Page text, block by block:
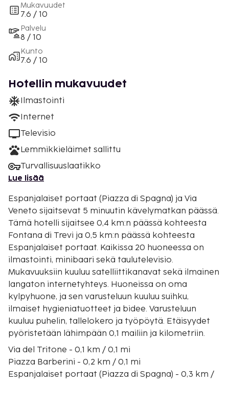
Mukavuudet
7.6 / 10
Palvelu
8 / 10
Kunto
7.6 / 10
Hotellin mukavuudet
Ilmastointi
Internet
Televisio
Lemmikkieläimet sallittu
Turvallisuuslaatikko
Lue lisää
Espanjalaiset portaat (Piazza di Spagna) ja Via
Veneto sijaitsevat 5 minuutin kävelymatkan päässä.
Tämä hotelli sijaitsee 0,4 km:n päässä kohteesta
Fontana di Trevi ja 0,5 km:n päässä kohteesta
Espanjalaiset portaat. Kaikissa 20 huoneessa on
ilmastointi, minibaari sekä taulutelevisio.
Mukavuuksiin kuuluu satelliittikanavat sekä ilmainen
langaton internetyhteys. Huoneissa on oma
kylpyhuone, ja sen varusteluun kuuluu suihku,
ilmaiset hygieniatuotteet ja bidee. Varusteluun
kuuluu puhelin, tallelokero ja työpöytä. Etäisyydet
pyöristetään lähimpään 0,1 mailiin ja kilometriin.
Via del Tritone - 0,1 km / 0,1 mi
Piazza Barberini - 0,2 km / 0,1 mi
Espanjalaiset portaat (Piazza di Spagna) - 0,3 km /